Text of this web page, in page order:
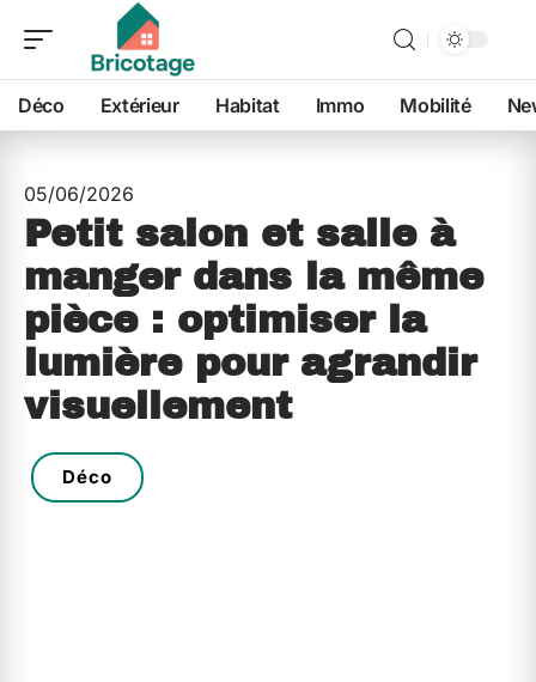
Déco Extérieur Habitat Immo Mobilité
05/06/2026
Petit salon et salle à
manger dans la même
pièce : optimiser la
lumière pour agrandir
visuellement
Déco